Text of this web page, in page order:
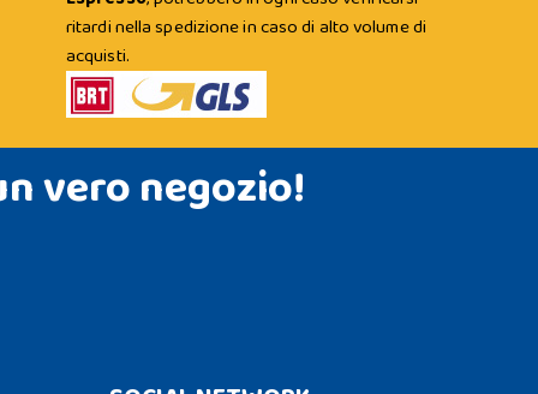
ritardi nella spedizione in caso di alto volume di
acquisti.
vero negozio!